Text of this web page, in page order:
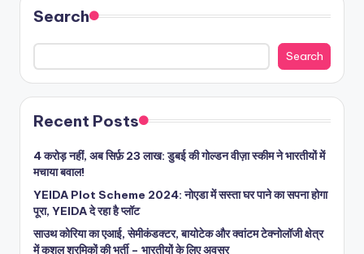
Search
Search
Recent Posts
4 करोड़ नहीं, अब सिर्फ़ 23 लाख: डुबई की गोल्डन वीज़ा स्कीम ने भारतीयों में
मचाया बवाल!
YEIDA Plot Scheme 2024: नोएडा में सस्ता घर पाने का सपना होगा
पूरा, YEIDA दे रहा है प्लॉट
साउथ कोरिया का एआई, सेमीकंडक्टर, बायोटेक और क्वांटम टेक्नोलॉजी क्षेत्र
में कुशल श्रमिकों की भर्ती – भारतीयों के लिए अवसर